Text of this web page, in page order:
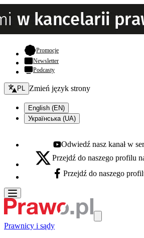
Promocje- otwiera się w nowej karcie
Newsletter
Podcasty
Zmień język - bieżący:
PL Zmień język strony
English (EN)
Українська (UA)
Youtube - otwiera się w nowej karcie
Odwiedź nasz kanał w
X - otwiera się w nowej karcie
Przejdź do naszego profilu
Facebook - otwiera się w nowej karcie
Przejdź do naszego
Prawnicy i sądy